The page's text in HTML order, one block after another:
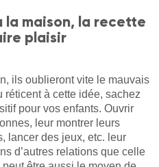
la maison, la recette
plaisir
ils oublieront vite le mauvais
réticent à cette idée, sachez
pour vos enfants. Ouvrir
leur montrer leurs
lancer des jeux, etc. leur
d’autres relations que celle